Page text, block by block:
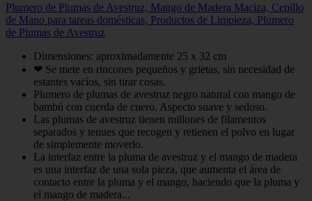
Plumero de Plumas de Avestruz, Mango de Madera Maciza, Cepillo
de Mano para tareas domésticas, Productos de Limpieza, Plumero
de Plumas de Avestruz
Dimensiones: aproximadamente 25 x 32 cm
❤ Se mete en rincones pequeños y grietas, sin necesidad de
estantes vacíos, sin tirar cosas.
Plumero de plumas de avestruz negro natural con mango de
bambú con cuerda de cuero. Aspecto suave y sedoso.
Las plumas de avestruz tienen millones de filamentos
separados y tenues que recogen y retienen el polvo en lugar
de simplemente moverlo.
La interfaz entre la pluma de avestruz y el mango de madera
es una interfaz de una sola pieza, que aumenta el área de
contacto entre la pluma y el mango, haciendo que la pluma y
el mango de madera...